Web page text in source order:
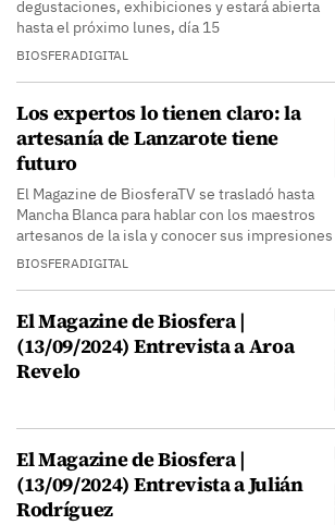
degustaciones, exhibiciones y estará abierta
hasta el próximo lunes, día 15
BIOSFERADIGITAL
Los expertos lo tienen claro: la
artesanía de Lanzarote tiene
futuro
El Magazine de BiosferaTV se trasladó hasta
Mancha Blanca para hablar con los maestros
artesanos de la isla y conocer sus impresiones
BIOSFERADIGITAL
El Magazine de Biosfera |
(13/09/2024) Entrevista a Aroa
Revelo
El Magazine de Biosfera |
(13/09/2024) Entrevista a Julián
Rodríguez